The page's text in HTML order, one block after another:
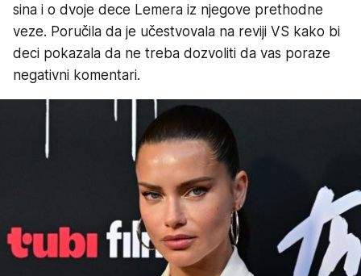
sina i o dvoje dece Lemera iz njegove prethodne
veze. Poručila da je učestvovala na reviji VS kako bi
deci pokazala da ne treba dozvoliti da vas poraze
negativni komentari.